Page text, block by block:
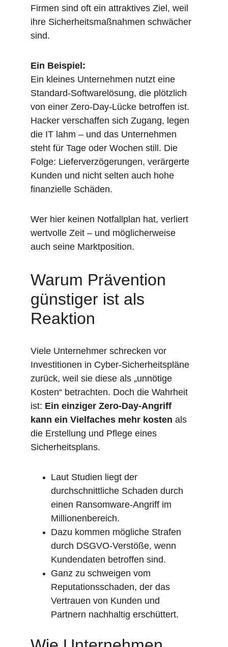
Firmen sind oft ein attraktives Ziel, weil
ihre Sicherheitsmaßnahmen schwächer
sind.
Ein Beispiel:
Ein kleines Unternehmen nutzt eine
Standard-Softwarelösung, die plötzlich
von einer Zero-Day-Lücke betroffen ist.
Hacker verschaffen sich Zugang, legen
die IT lahm – und das Unternehmen
steht für Tage oder Wochen still. Die
Folge: Lieferverzögerungen, verärgerte
Kunden und nicht selten auch hohe
finanzielle Schäden.
Wer hier keinen Notfallplan hat, verliert
wertvolle Zeit – und möglicherweise
auch seine Marktposition.
Warum Prävention
günstiger ist als
Reaktion
Viele Unternehmer schrecken vor
Investitionen in Cyber-Sicherheitspläne
zurück, weil sie diese als „unnötige
Kosten“ betrachten. Doch die Wahrheit
ist: Ein einziger Zero-Day-Angriff
kann ein Vielfaches mehr kosten als
die Erstellung und Pflege eines
Sicherheitsplans.
Laut Studien liegt der
durchschnittliche Schaden durch
einen Ransomware-Angriff im
Millionenbereich.
Dazu kommen mögliche Strafen
durch DSGVO-Verstöße, wenn
Kundendaten betroffen sind.
Ganz zu schweigen vom
Reputationsschaden, der das
Vertrauen von Kunden und
Partnern nachhaltig erschüttert.